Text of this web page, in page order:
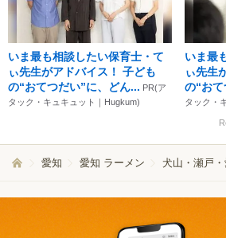
いま最も相談したい保育士・て
ぃ先生がアドバイス！ 子ども
の“おてつだい”に、どん... PR(ア
タック・キュキュット｜Hugkum)
いま最
ぃ先生
の“お
タック・
愛知 愛知 ラーメン 犬山・瀬戸